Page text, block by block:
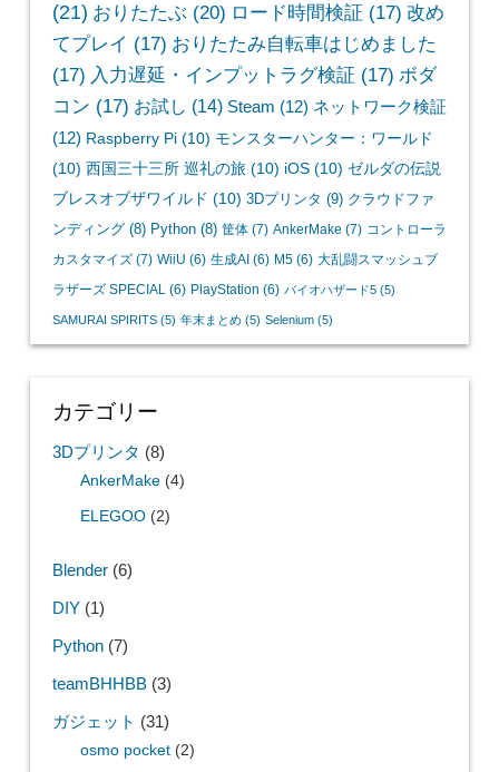
(21) おりたたぶ (20) ロード時間検証 (17) 改め
てプレイ (17) おりたたみ自転車はじめました
(17) 入力遅延・インプットラグ検証 (17) ボダ
コン (17) お試し (14) Steam (12) ネットワーク検証
(12) Raspberry Pi(10) モンスターハンター：ワールド
(10) 西国三十三所 巡礼の旅(10) iOS(10) ゼルダの伝説
ブレスオブザワイルド (10) 3Dプリンタ (9) クラウドファ
ンディング(8) Python(8) 筐体(7) AnkerMake (7) コントローラ
カスタマイズ(7) WiiU (6) 生成AI (6) M5(6) 大乱闘スマッシュブ
ラザーズ SPECIAL(6) PlayStation (6) バイオハザード5(5)
SAMURAI SPIRITS(5) 年末まとめ(5) Selenium(5)
カテゴリー
3Dプリンタ (8)
AnkerMake(4)
ELEGOO(2)
Blender(6)
DIY(1)
Python(7)
teamBHHBB(3)
ガジェット (31)
osmo pocket(2)